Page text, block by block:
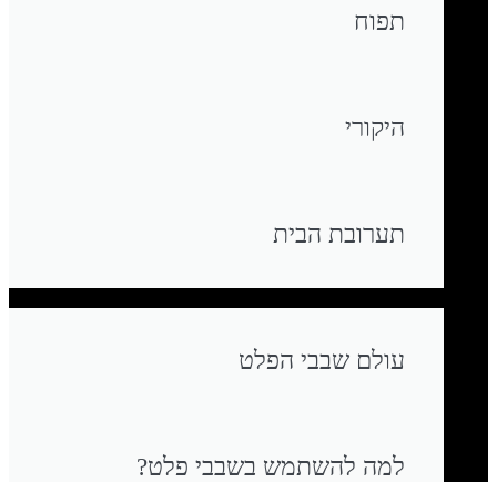
תפוח
היקורי
תערובת הבית
עולם שבבי הפלט
למה להשתמש בשבבי פלט?